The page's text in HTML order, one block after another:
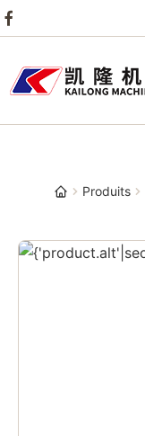
Produits